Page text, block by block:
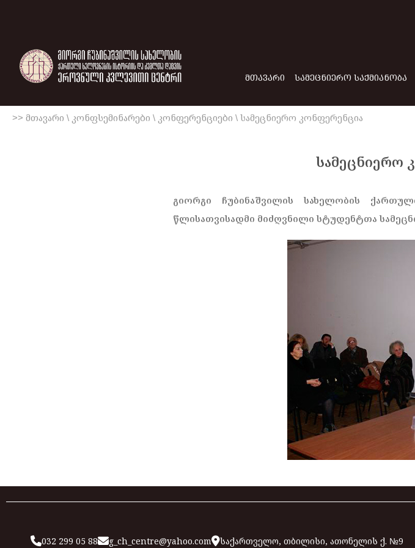
ᲛᲗᲐᲕᲐᲠᲘ ᲡᲐᲛᲔᲪᲜᲘᲔᲠᲝ ᲡᲐᲥᲛᲘᲐᲜᲝᲑᲐ
>> მთავარი \ კონფსემინარები \ კონფერენციები \ სამეცნიერო კონფერენცია
სამეცნიერო
გიორგი ჩუბინაშვილის სახელობის
წლისათვისადმი მიძღვნილი სტუდენტთა
032 299 05 88 g_ch_centre@yahoo.com საქართველო, თბილისი, ათონელის ქ. №9